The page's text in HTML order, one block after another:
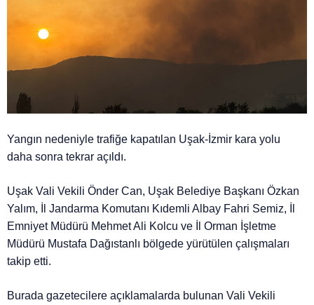
Yangın nedeniyle trafiğe kapatılan Uşak-İzmir kara yolu
daha sonra tekrar açıldı.
Uşak Vali Vekili Önder Can, Uşak Belediye Başkanı Özkan
Yalım, İl Jandarma Komutanı Kıdemli Albay Fahri Semiz, İl
Emniyet Müdürü Mehmet Ali Kolcu ve İl Orman İşletme
Müdürü Mustafa Dağıstanlı bölgede yürütülen çalışmaları
takip etti.
Burada gazetecilere açıklamalarda bulunan Vali Vekili